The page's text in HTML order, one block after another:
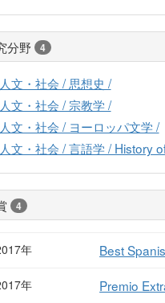
分野 4
文・社会 / 思想史 /
文・社会 / 宗教学 /
文・社会 / ヨーロッパ文学 /
文・社会 / 言語学 / History
4
年 Best
年 Premio